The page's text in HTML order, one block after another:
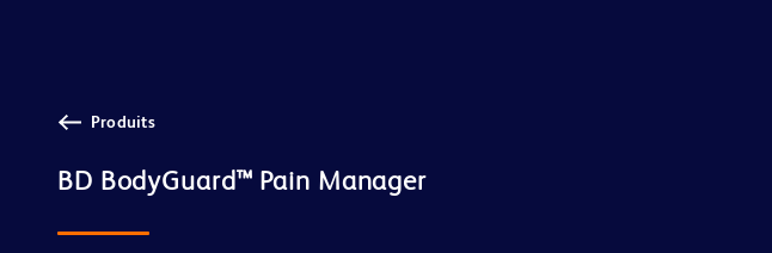
Produits
BD BodyGuard™ Pain Manager